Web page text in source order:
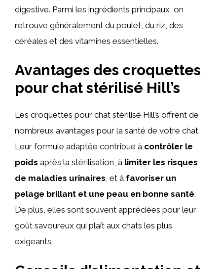
digestive. Parmi les ingrédients principaux, on
retrouve généralement du poulet, du riz, des
céréales et des vitamines essentielles.
Avantages des croquettes
pour chat stérilisé Hill’s
Les croquettes pour chat stérilisé Hill’s offrent de
nombreux avantages pour la santé de votre chat.
Leur formule adaptée contribue à contrôler le
poids après la stérilisation, à limiter les risques
de maladies urinaires, et à favoriser un
pelage brillant et une peau en bonne santé.
De plus, elles sont souvent appréciées pour leur
goût savoureux qui plaît aux chats les plus
exigeants.